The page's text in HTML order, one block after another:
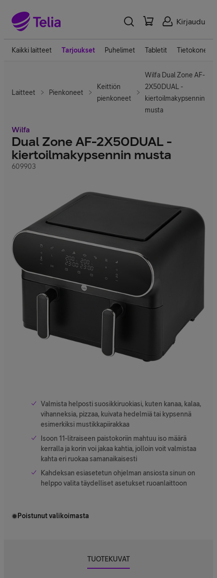
Kirjaudu
Kaikki laitteet Tarjoukset Puhelimet Tabletit Tietokoneet
Laitteet Pienkoneet
Keittiön
pienkoneet
Wilfa Dual Zone AF-
2X50DUAL -
kiertoilmakypsennin
musta
Wilfa
Dual Zone AF-2X50DUAL -
kiertoilmakypsennin musta
609903
Valmista helposti suosikkiruokiasi, kuten kanaa, kalaa,
vihanneksia, pizzaa, kuivata hedelmiä tai kypsennä
esimerkiksi mustikkapiirakkaa
Isoon 11-litraiseen paistokoriin mahtuu iso määrä
kerralla ja korin voi jakaa kahtia, jolloin voit valmistaa
kahta eri ruokaa samanaikaisesti
Kahdeksan esiasetetun ohjelman ansiosta sinun on
helppo valita täydelliset asetukset ruoanlaittoon
Poistunut valikoimasta
TUOTEKUVAT